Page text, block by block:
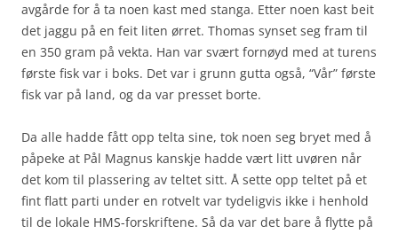
avgårde for å ta noen kast med stanga. Etter noen kast beit
det jaggu på en feit liten ørret. Thomas synset seg fram til
en 350 gram på vekta. Han var svært fornøyd med at turens
første fisk var i boks. Det var i grunn gutta også, “Vår” første
fisk var på land, og da var presset borte.
Da alle hadde fått opp telta sine, tok noen seg bryet med å
påpeke at Pål Magnus kanskje hadde vært litt uvøren når
det kom til plassering av teltet sitt. Å sette opp teltet på et
fint flatt parti under en rotvelt var tydeligvis ikke i henhold
til de lokale HMS-forskriftene. Så da var det bare å flytte på